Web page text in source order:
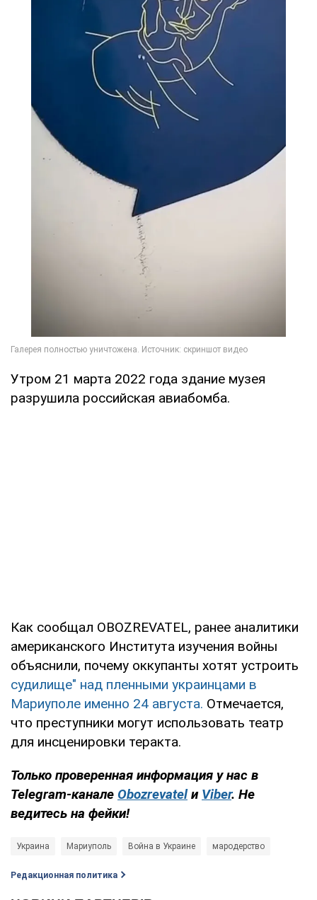
Утром 21 марта 2022 года здание музея
разрушила российская авиабомба.
Как сообщал OBOZREVATEL, ранее аналитики
американского Института изучения войны
объяснили, почему оккупанты хотят устроить
судилище" над пленными украинцами в
Мариуполе именно 24 августа. Отмечается,
что преступники могут использовать театр
для инсценировки теракта.
Только проверенная информация у нас в
Telegram-канале Obozrevatel и Viber. Не
ведитесь на фейки!
Украина Мариуполь Война в Украине мародерство
Редакционная политика